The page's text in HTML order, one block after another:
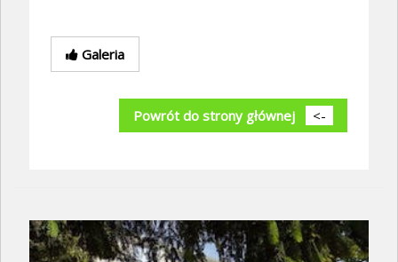
Galeria
Powrót do strony głównej <-